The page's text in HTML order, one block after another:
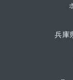
兵庫